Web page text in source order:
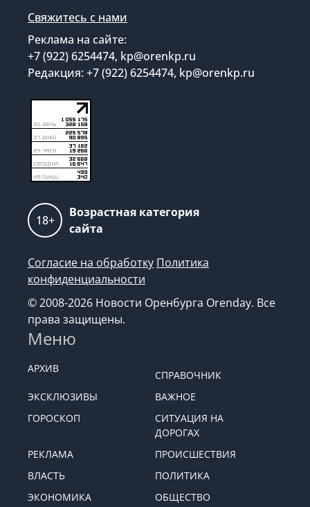
Свяжитесь с нами
Реклама на сайте:
+7 (922) 6254474, kp@orenkp.ru
Редакция: +7 (922) 6254474, kp@orenkp.ru
18+
Возрастная категория
сайта
Согласие на обработку Политика
конфиденциальности
© 2008-2026 Новости Оренбурга Orenday. Все
права защищены.
Меню
АРХИВ
СПРАВОЧНИК
ЭКСКЛЮЗИВЫ
ВАЖНОЕ
ГОРОСКОП
СИТУАЦИЯ НА
ДОРОГАХ
РЕКЛАМА
ПРОИСШЕСТВИЯ
ВЛАСТЬ
ПОЛИТИКА
ЭКОНОМИКА
ОБЩЕСТВО